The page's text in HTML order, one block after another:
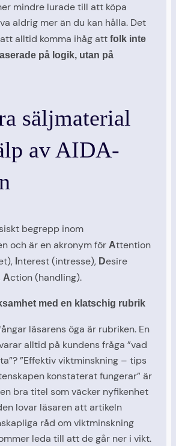
mindre lurade till att köpa
aldrig mer än du kan hålla. Det
alltid komma ihåg att folk inte
på logik, utan på
säljmaterial
av AIDA-
begrepp inom
och är en akronym för Attention
Interest (intresse), Desire
Action (handling).
med en klatschig rubrik
läsarens öga är rubriken. En
alltid på kundens fråga ”vad
”Effektiv viktminskning – tips
konstaterat fungerar” är
bra titel som väcker nyfikenhet
lovar läsaren att artikeln
råd om viktminskning
leda till att de går ner i vikt.